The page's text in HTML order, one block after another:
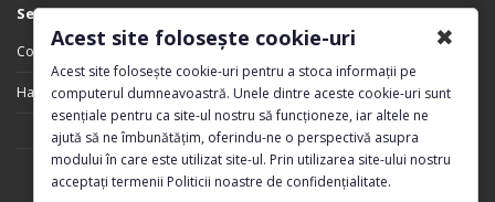
Servicii Clienţi
Contact
Harta sitului
DeTech © 2026 Realizat dePlusComputer
Acest site folosește cookie-uri ✖
Acest site folosește cookie-uri pentru a stoca informații pe
computerul dumneavoastră. Unele dintre aceste cookie-uri sunt
esențiale pentru ca site-ul nostru să funcționeze, iar altele ne
ajută să ne îmbunătățim, oferindu-ne o perspectivă asupra
modului în care este utilizat site-ul. Prin utilizarea site-ului nostru
acceptați termenii Politicii noastre de confidențialitate.